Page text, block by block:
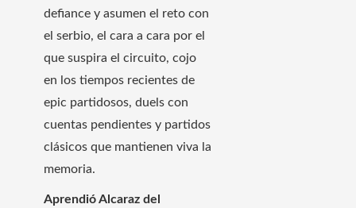
defiance y asumen el reto con
el serbio, el cara a cara por el
que suspira el circuito, cojo
en los tiempos recientes de
epic partidosos, duels con
cuentas pendientes y partidos
clásicos que mantienen viva la
memoria.
Aprendió Alcaraz del